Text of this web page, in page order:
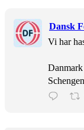
Dansk
Vi har